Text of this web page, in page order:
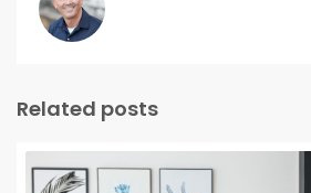
Related posts